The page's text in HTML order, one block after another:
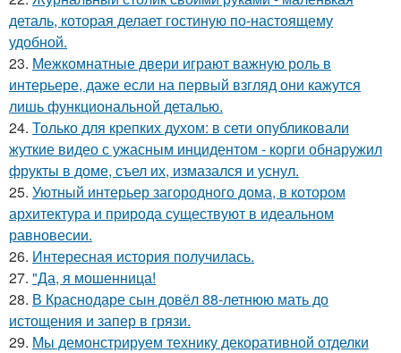
деталь, которая делает гостиную по-настоящему
удобной.
23. Межкомнатные двери играют важную роль в
интерьере, даже если на первый взгляд они кажутся
лишь функциональной деталью.
24. Только для крепких духом: в сети опубликовали
жуткие видео с ужасным инцидентом - корги обнаружил
фрукты в доме, съел их, измазался и уснул.
25. Уютный интерьер загородного дома, в котором
архитектура и природа существуют в идеальном
равновесии.
26. Интересная история получилась.
27. "Да, я мошенница!
28. В Краснодаре сын довёл 88-летнюю мать до
истощения и запер в грязи.
29. Мы демонстрируем технику декоративной отделки